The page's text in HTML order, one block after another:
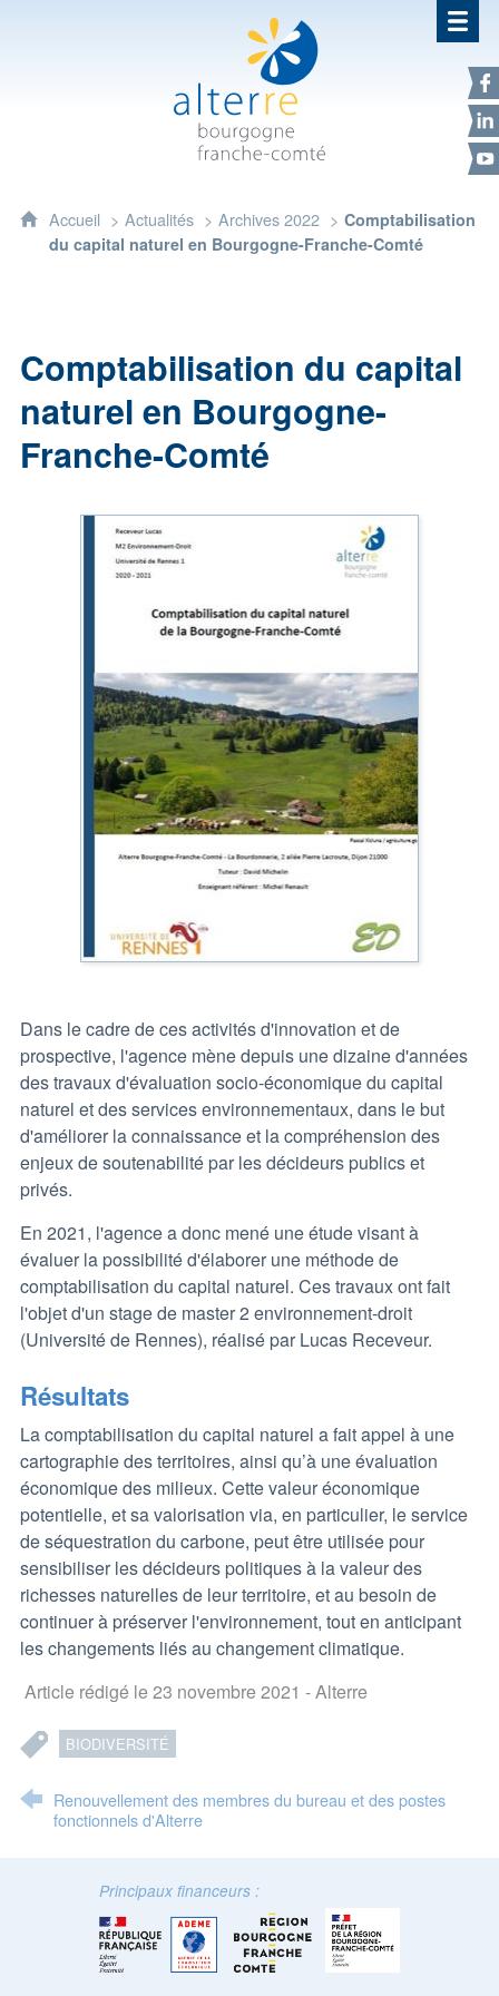
Alterre Bourgogne Franche-
Accueil Actualités Archives 2022
Comptabilisation
du capital naturel en Bourgogne-Franche-Comté
Comptabilisation du capital
naturel en Bourgogne-
Franche-Comté
Dans le cadre de ces activités d'innovation et de
prospective, l'agence mène depuis une dizaine d'années
des travaux d'évaluation socio-économique du capital
naturel et des services environnementaux, dans le but
d'améliorer la connaissance et la compréhension des
enjeux de soutenabilité par les décideurs publics et
privés.
En 2021, l'agence a donc mené une étude visant à
évaluer la possibilité d'élaborer une méthode de
comptabilisation du capital naturel. Ces travaux ont fait
l'objet d'un stage de master 2 environnement-droit
(Université de Rennes), réalisé par Lucas Receveur.
Résultats
La comptabilisation du capital naturel a fait appel à une
cartographie des territoires, ainsi qu’à une évaluation
économique des milieux. Cette valeur économique
potentielle, et sa valorisation via, en particulier, le service
de séquestration du carbone, peut être utilisée pour
sensibiliser les décideurs politiques à la valeur des
richesses naturelles de leur territoire, et au besoin de
continuer à préserver l'environnement, tout en anticipant
les changements liés au changement climatique.
Article rédigé le 23 novembre 2021 - Alterre
BIODIVERSITÉ
Renouvellement des membres du bureau et des postes
fonctionnels d'Alterre
Principaux financeurs :